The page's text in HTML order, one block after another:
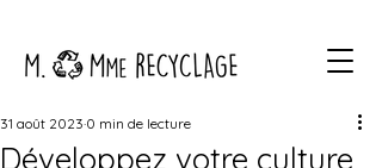
Développez votre culture
31 août 2023 0 min de lecture